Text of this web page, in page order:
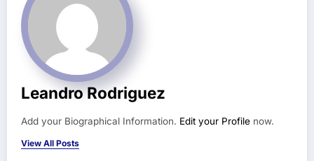
Leandro Rodriguez
Add your Biographical Information. Edit your Profile now.
View All Posts